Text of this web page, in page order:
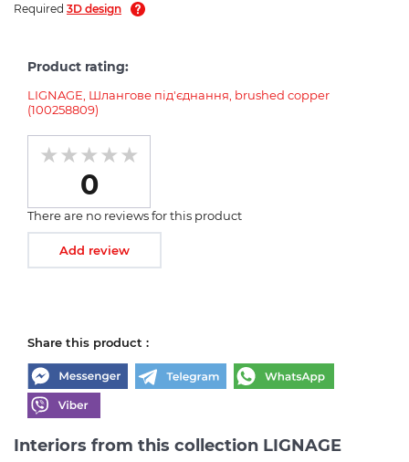
Required 3D design
Product rating:
LIGNAGE, Шлангове під'єднання, brushed copper
(100258809)
0
There are no reviews for this product
Add review
Share this product :
Interiors from this collection LIGNAGE